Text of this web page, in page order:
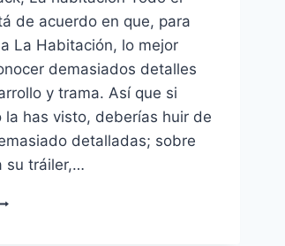
de acuerdo en que, para
La Habitación, lo mejor
demasiados detalles
y trama. Así que si
la has visto, deberías huir de
detalladas; sobre
su tráiler,…